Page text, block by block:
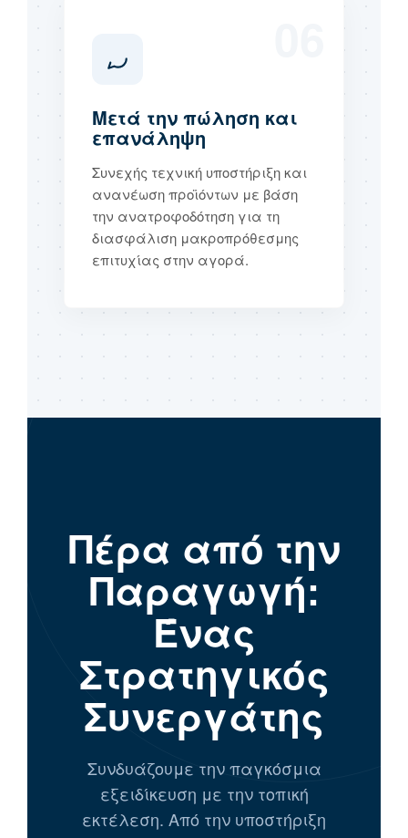
Μετά την πώληση και
επανάληψη
Συνεχής τεχνική υποστήριξη και
ανανέωση προϊόντων με βάση
την ανατροφοδότηση για τη
διασφάλιση μακροπρόθεσμης
επιτυχίας στην αγορά.
Πέρα από την
Παραγωγή:
Ένας
Στρατηγικός
Συνεργάτης
Συνδυάζουμε την παγκόσμια
εξειδίκευση με την τοπική
εκτέλεση. Από την υποστήριξη